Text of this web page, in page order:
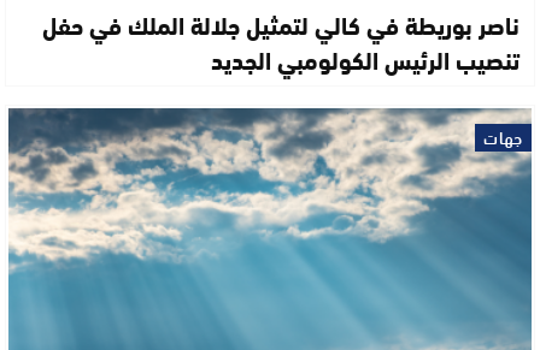
ناصر بوريطة في كالي لتمثيل جلالة الملك في حفل
تنصيب الرئيس الكولومبي الجديد
جهات